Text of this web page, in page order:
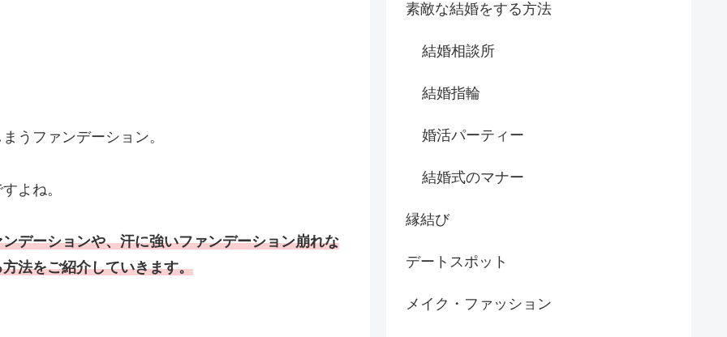
うファンデーション。
よね。
デーションや、汗に強いファンデーション崩れな
法をご紹介していきます。
素敵な結婚をする方法
結婚相談所
結婚指輪
婚活パーティー
結婚式のマナー
縁結び
デートスポット
メイク・ファッション